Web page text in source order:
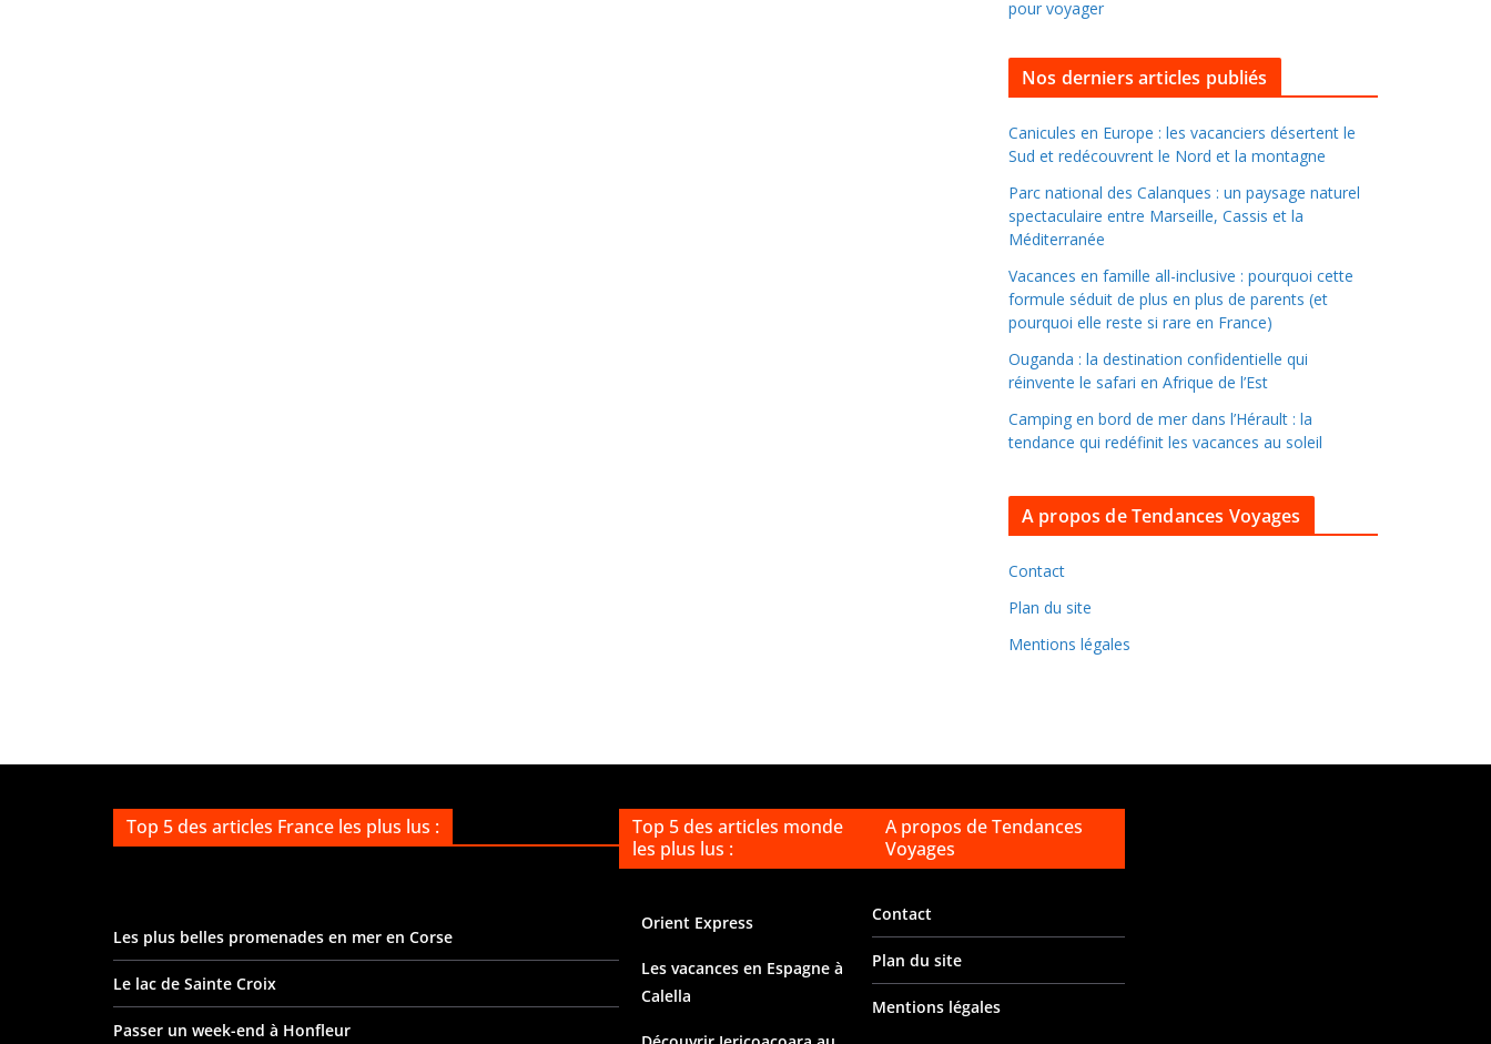
u
l
e
r
d
a
n
s
l
e
s
a
r
c
i
s
pour voyager
Nos derniers articles publiés
Canicules en Europe : les vacanciers désertent le
Sud et redécouvrent le Nord et la montagne
Parc national des Calanques : un paysage naturel
spectaculaire entre Marseille, Cassis et la
Méditerranée
Vacances en famille all-inclusive : pourquoi cette
formule séduit de plus en plus de parents (et
pourquoi elle reste si rare en France)
Ouganda : la destination confidentielle qui
réinvente le safari en Afrique de l’Est
Camping en bord de mer dans l’Hérault : la
tendance qui redéfinit les vacances au soleil
A propos de Tendances Voyages
Contact
Plan du site
Mentions légales
Top 5 des articles France les plus lus :
Les plus belles promenades en mer en Corse
Le lac de Sainte Croix
Passer un week-end à Honfleur
Top 5 des articles monde
les plus lus :
Orient Express
Les vacances en Espagne à
Calella
A propos de Tendances
Voyages
Contact
Plan du site
Mentions légales